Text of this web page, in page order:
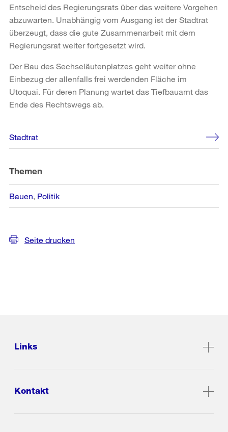
Entscheid des Regierungsrats über das weitere Vorgehen
abzuwarten. Unabhängig vom Ausgang ist der Stadtrat
überzeugt, dass die gute Zusammenarbeit mit dem
Regierungsrat weiter fortgesetzt wird.
Der Bau des Sechseläutenplatzes geht weiter ohne
Einbezug der allenfalls frei werdenden Fläche im
Utoquai. Für deren Planung wartet das Tiefbauamt das
Ende des Rechtswegs ab.
Weitere
Informationen
Stadtrat
Themen
Bauen Politik
Seite drucken
Links
Kontakt